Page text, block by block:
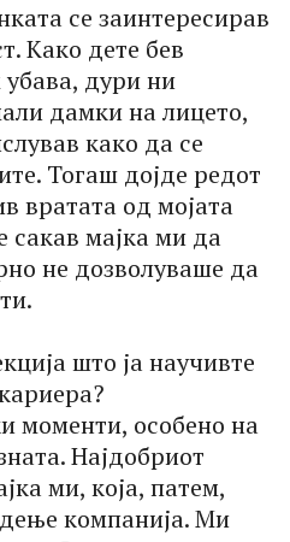
се заинтересирав
Како дете бев
дури ни
дамки на лицето,
како да се
Тогаш дојде редот
вратата од мојата
сакав мајка ми да
не дозволуваше да
што ја научивте
моменти, особено на
Најдобриот
ми, која, патем,
компанија. Ми